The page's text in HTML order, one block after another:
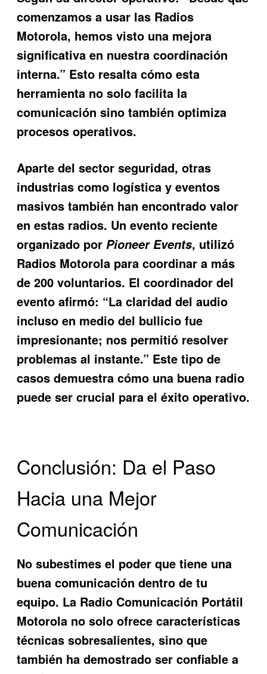
comenzamos a usar las Radios
Motorola, hemos visto una mejora
significativa en nuestra coordinación
interna.” Esto resalta cómo esta
herramienta no solo facilita la
comunicación sino también optimiza
procesos operativos.
Aparte del sector seguridad, otras
industrias como logística y eventos
masivos también han encontrado valor
en estas radios. Un evento reciente
organizado por Pioneer Events, utilizó
Radios Motorola para coordinar a más
de 200 voluntarios. El coordinador del
evento afirmó: “La claridad del audio
incluso en medio del bullicio fue
impresionante; nos permitió resolver
problemas al instante.” Este tipo de
casos demuestra cómo una buena radio
puede ser crucial para el éxito operativo.
Conclusión: Da el Paso
Hacia una Mejor
Comunicación
No subestimes el poder que tiene una
buena comunicación dentro de tu
equipo. La Radio Comunicación Portátil
Motorola no solo ofrece características
técnicas sobresalientes, sino que
también ha demostrado ser confiable a